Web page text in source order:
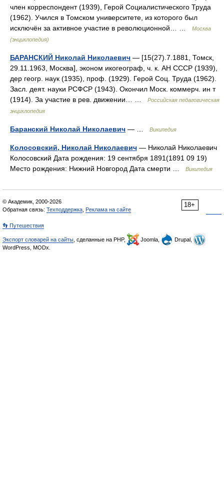
член корреспондент (1939), Герой Социалистического Труда
(1962). Учился в Томском университете, из которого был
исключён за активное участие в революционной… …
Москва
(энциклопедия)
БАРАНСКИЙ Николай Николаевич — [15(27).7.1881, Томск,
29.11.1963, Москва], эконом икогеограф, ч. к. АН СССР (1939),
дер геогр. наук (1935), проф. (1929). Герой Соц. Труда (1962).
Засл. деят. науки РСФСР (1943). Окончил Моск. коммерч. ин т
(1914). За участие в рев. движении… …
Российская педагогическая
энциклопедия
Баранский Николай Николаевич — … Википедия
Колосовский, Николай Николаевич — Николай Николаевич
Колосовский Дата рождения: 19 сентября 1891(1891 09 19)
Место рождения: Нижний Новгород Дата смерти …
Википедия
18+
© Академик, 2000-2026
Обратная связь: Техподдержка Реклама на сайте
👣 Путешествия
Экспорт словарей на сайты , сделанные на PHP, Joomla,
Drupal,
WordPress, MODx.